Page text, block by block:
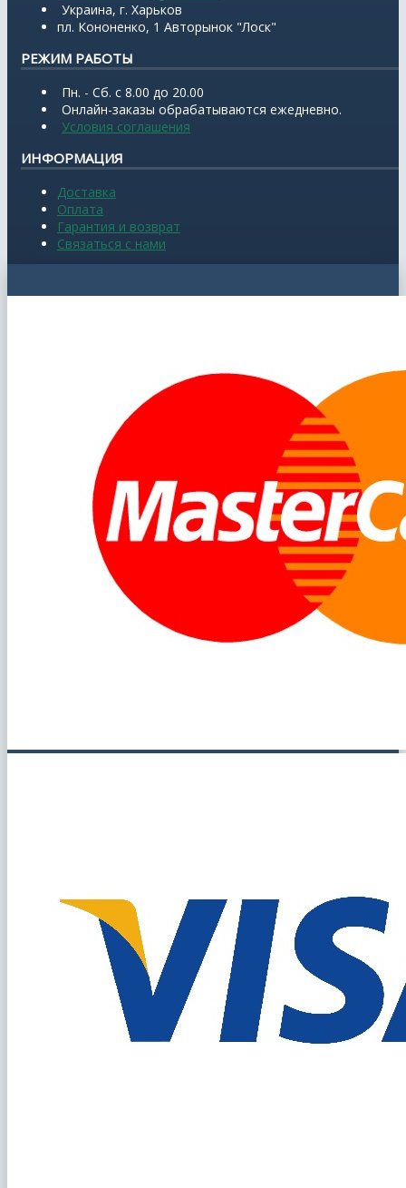
Украина, г. Харьков
пл. Кононенко, 1 Авторынок "Лоск"
РЕЖИМ РАБОТЫ
Пн. - Сб. с 8.00 до 20.00
Онлайн-заказы обрабатываются ежедневно.
Условия соглашения
ИНФОРМАЦИЯ
Доставка
Оплата
Гарантия и возврат
Связаться с нами